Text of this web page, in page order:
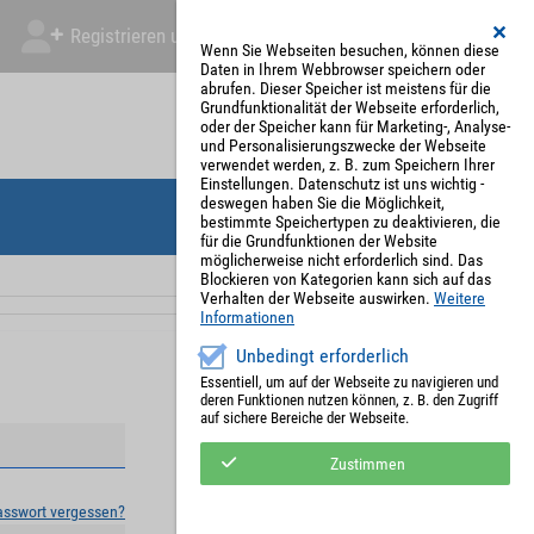
Registrieren und Angebot abgeben Mein Account
vergessen?
Wenn Sie Webseiten besuchen, können diese
Daten in Ihrem Webbrowser speichern oder
abrufen. Dieser Speicher ist meistens für die
Grundfunktionalität der Webseite erforderlich,
oder der Speicher kann für Marketing-, Analyse-
und Personalisierungszwecke der Webseite
verwendet werden, z. B. zum Speichern Ihrer
Einstellungen. Datenschutz ist uns wichtig -
deswegen haben Sie die Möglichkeit,
bestimmte Speichertypen zu deaktivieren, die
für die Grundfunktionen der Website
möglicherweise nicht erforderlich sind. Das
Blockieren von Kategorien kann sich auf das
Verhalten der Webseite auswirken. Weitere
Informationen
Unbedingt erforderlich
Essentiell, um auf der Webseite zu navigieren und
deren Funktionen nutzen können, z. B. den Zugriff
auf sichere Bereiche der Webseite.
Zustimmen